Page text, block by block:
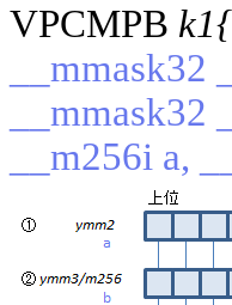
VPCMPB
__m256i a,